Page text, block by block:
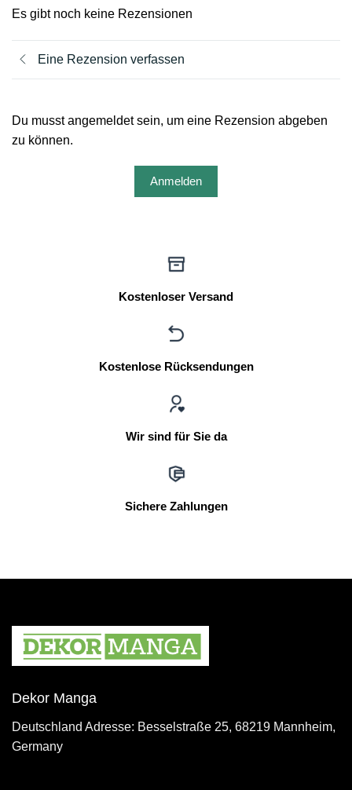
Es gibt noch keine Rezensionen
Eine Rezension verfassen
Du musst angemeldet sein, um eine Rezension abgeben
zu können.
Anmelden
Kostenloser Versand
Kostenlose Rücksendungen
Wir sind für Sie da
Sichere Zahlungen
Dekor Manga
Deutschland Adresse: Besselstraße 25, 68219 Mannheim,
Germany